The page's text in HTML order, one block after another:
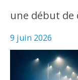
une début
9 juin 2026